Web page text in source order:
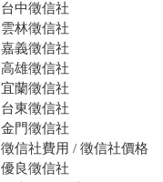
台中徵信社
雲林徵信社
嘉義徵信社
高雄徵信社
宜蘭徵信社
台東徵信社
金門徵信社
徵信社費用 / 徵信社價格
優良徵信社